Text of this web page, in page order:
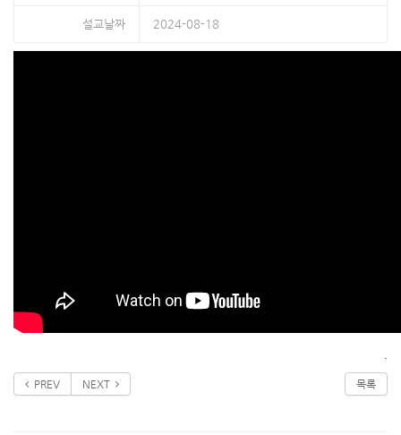
설교날짜 2024-08-18
.
PREV NEXT 목록